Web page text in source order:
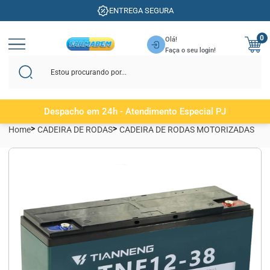
ENTREGA SEGURA
Olá!
Faça o seu login!
0
Despacho em 24h - Atendimento Especial PJ
Home CADEIRA DE RODAS CADEIRA DE RODAS MOTORIZADAS